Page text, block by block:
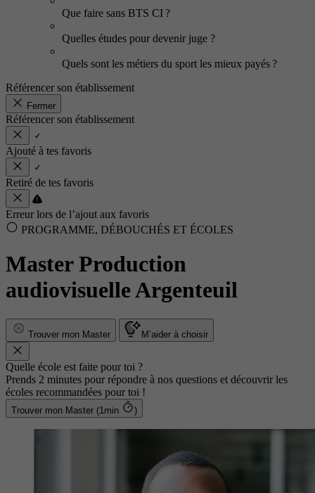
Que faire sans BTS CI ?
Quelles études pour devenir juge ?
Quels sont les métiers du sport les mieux payés ?
Référencer son établissement
Fermer
Référencer son établissement
Ajouté à tes favoris
Retiré de tes favoris
Erreur lors de l’ajout aux favoris
PROGRAMME, DÉBOUCHÉS ET ÉCOLES
Master Production
audiovisuelle Argenteuil
Trouver mon Master M’aider à choisir
Quelle école est faite pour toi ?
Prends 2 minutes pour répondre à nos questions et découvrir les
écoles recommandées pour toi !
Trouver mon Master (1min )